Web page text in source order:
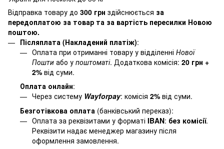
Відправка товару до 300 грн здійснюється за
передоплатою за товар та за вартість пересилки Новою
поштою.
Післяплата (Накладений платіж):
Оплата при отриманні товару у відділенні Нової
Пошти або у поштоматі. Додаткова комісія: 20 грн +
2% від суми.
Оплата онлайн:
Через систему Wayforpay: комісія 2% від суми.
Безготівкова оплата (банківський переказ):
Оплата за реквізитами у форматі IBAN: без комісії.
Реквізити надає менеджер магазину після
оформлення замовлення.